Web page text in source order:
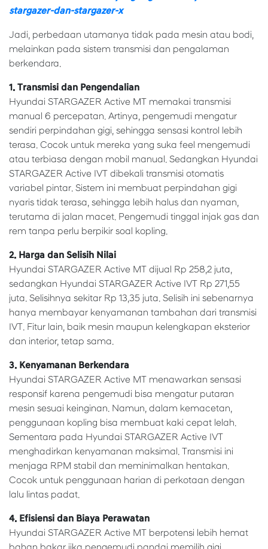
stargazer-dan-stargazer-x
Jadi, perbedaan utamanya tidak pada mesin atau bodi,
melainkan pada sistem transmisi dan pengalaman
berkendara.
1. Transmisi dan Pengendalian
Hyundai STARGAZER Active MT memakai transmisi
manual 6 percepatan. Artinya, pengemudi mengatur
sendiri perpindahan gigi, sehingga sensasi kontrol lebih
terasa. Cocok untuk mereka yang suka feel mengemudi
atau terbiasa dengan mobil manual. Sedangkan Hyundai
STARGAZER Active IVT dibekali transmisi otomatis
variabel pintar. Sistem ini membuat perpindahan gigi
nyaris tidak terasa, sehingga lebih halus dan nyaman,
terutama di jalan macet. Pengemudi tinggal injak gas dan
rem tanpa perlu berpikir soal kopling.
2. Harga dan Selisih Nilai
Hyundai STARGAZER Active MT dijual Rp 258,2 juta,
sedangkan Hyundai STARGAZER Active IVT Rp 271,55
juta. Selisihnya sekitar Rp 13,35 juta. Selisih ini sebenarnya
hanya membayar kenyamanan tambahan dari transmisi
IVT. Fitur lain, baik mesin maupun kelengkapan eksterior
dan interior, tetap sama.
3. Kenyamanan Berkendara
Hyundai STARGAZER Active MT menawarkan sensasi
responsif karena pengemudi bisa mengatur putaran
mesin sesuai keinginan. Namun, dalam kemacetan,
penggunaan kopling bisa membuat kaki cepat lelah.
Sementara pada Hyundai STARGAZER Active IVT
menghadirkan kenyamanan maksimal. Transmisi ini
menjaga RPM stabil dan meminimalkan hentakan.
Cocok untuk penggunaan harian di perkotaan dengan
lalu lintas padat.
4. Efisiensi dan Biaya Perawatan
Hyundai STARGAZER Active MT berpotensi lebih hemat